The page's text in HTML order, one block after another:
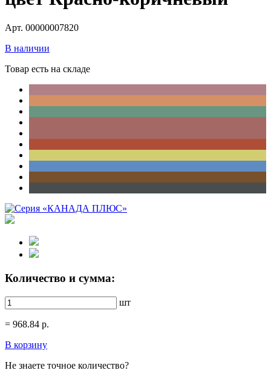
Арт. 00000007820
В наличии
Товар есть на складе
Количество и сумма:
шт
= 968.84 р.
В корзину
Не знаете точное количество?